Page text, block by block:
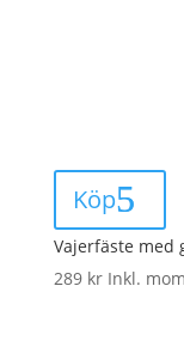
Köp
Vajerfäste med
289 kr Inkl.